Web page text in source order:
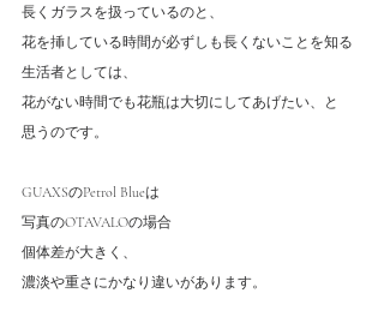
長くガラスを扱っているのと、
花を挿している時間が必ずしも長くないことを知る
生活者としては、
花がない時間でも花瓶は大切にしてあげたい、と
思うのです。
GUAXSのPetrol Blueは
写真のOTAVALOの場合
個体差が大きく、
濃淡や重さにかなり違いがあります。